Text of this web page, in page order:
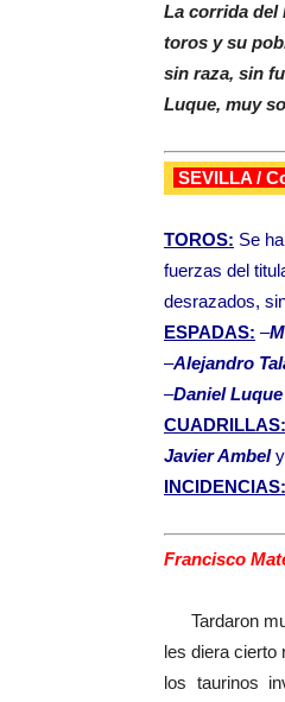
La corrida del
toros y su
sin raza, sin
Luque, muy
SEVILLA /
TOROS: Se
fuerzas del
desrazados,
ESPADAS: –
–Alejandro
–Daniel Luque
CUADRILLAS:
Javier Ambely
INCIDENCIAS:
Francisco
Tardaron
les diera cierto
los taurinos